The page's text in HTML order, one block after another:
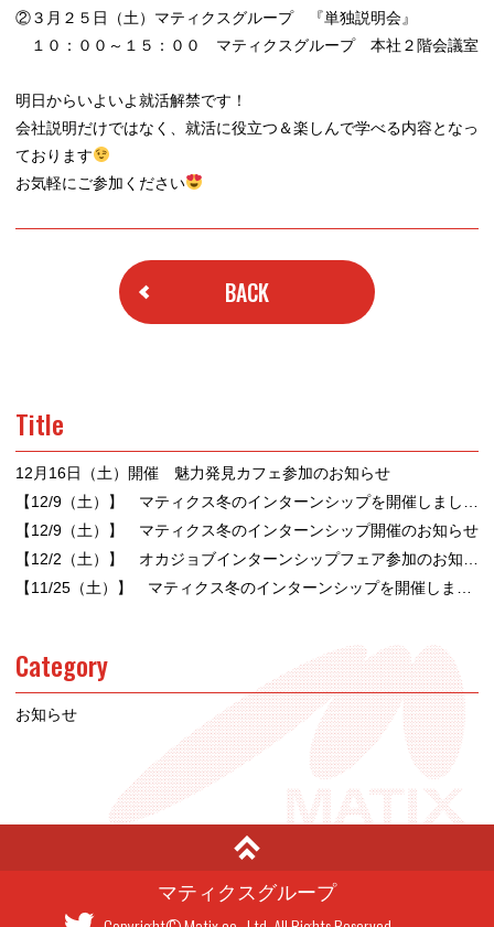
②３月２５日（土）マティクスグループ 『単独説明会』
１０：００～１５：００ マティクスグループ 本社２階会議室
明日からいよいよ就活解禁です！
会社説明だけではなく、就活に役立つ＆楽しんで学べる内容となっ
ております
お気軽にご参加ください
BACK
Title
12月16日（土）開催 魅力発見カフェ参加のお知らせ
【12/9（土）】 マティクス冬のインターンシップを開催しました！
【12/9（土）】 マティクス冬のインターンシップ開催のお知らせ
【12/2（土）】 オカジョブインターンシップフェア参加のお知らせ
【11/25（土）】 マティクス冬のインターンシップを開催しました！
Category
お知らせ
マティクスグループ